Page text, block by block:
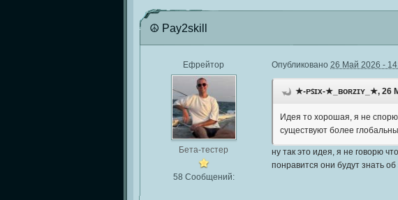
☮ Pay2skill
Ефрейтор
Бета-тестер
58 Сообщений:
Опубликовано 26 Май 2026 -
★-ᴘꜱɪx-★_ʙᴏʀᴢɪʏ_★, 26
Идея то хорошая, я не
существуют более
ну так это идея, я не говорю
понравится они будут знать